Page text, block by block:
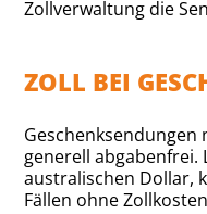
Zollverwaltung die
ZOLL BEI
generell abgabenfrei.
australischen Dollar,
Fällen ohne